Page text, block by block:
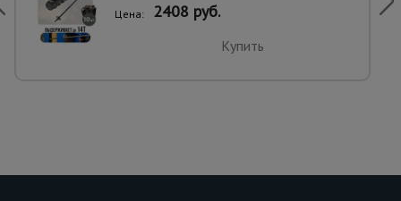
Цена: 2408 руб.
Купить